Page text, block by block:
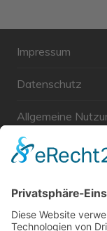
Impressum
Datenschutz
Allgemeine
Links
Unabhängige